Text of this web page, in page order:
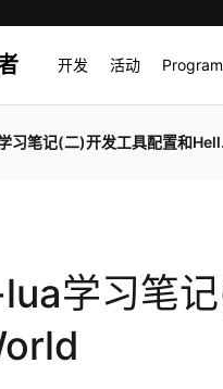
开发 活动
笔记(二)开发工具配置和HelloWorld
学习笔